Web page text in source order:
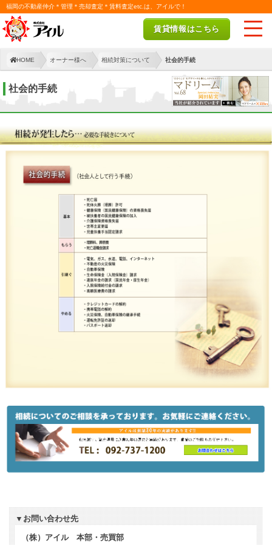
福岡の不動産仲介＊管理＊売却査定＊賃料査定etc.は、アイルで！
賃貸情報はこちら
HOME オーナー様へ 相続対策について 社会的手続
社会的手続
▼お問い合わせ先
（株）アイル 本部・売買部